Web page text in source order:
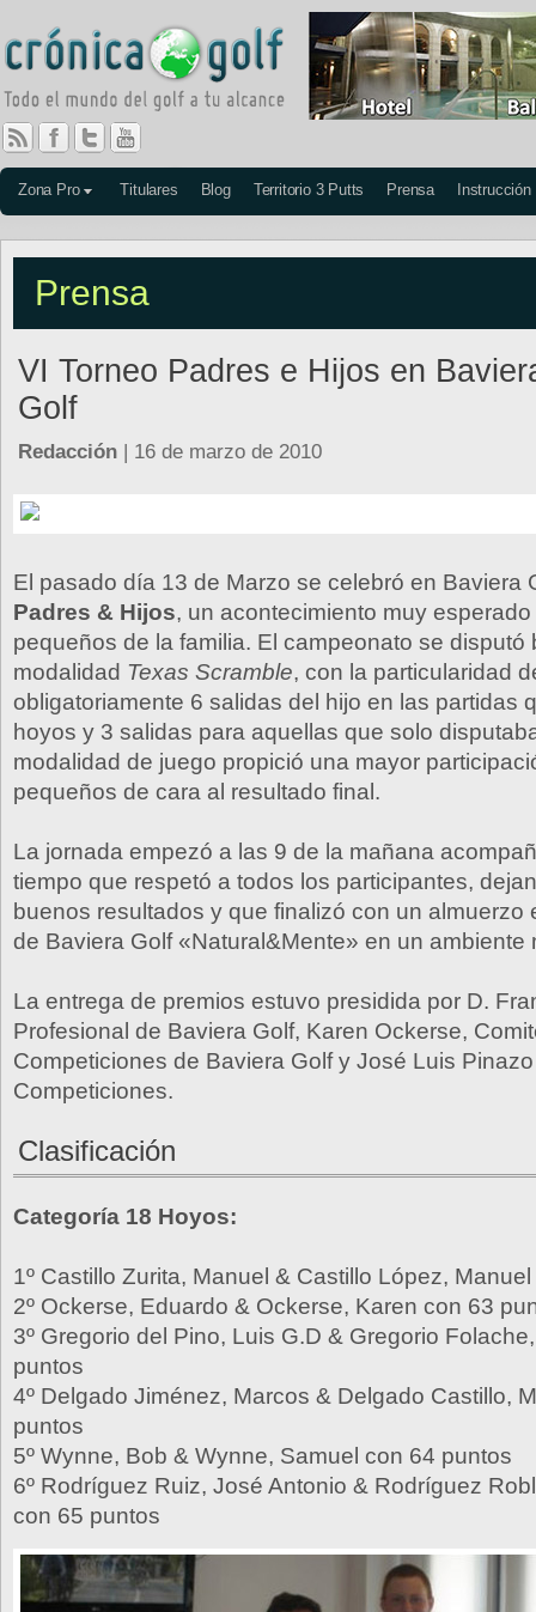
Zona Pro Titulares Blog Territorio 3 Putts Prensa Instrucción
Prensa
VI Torneo Padres e Hijos en
Golf
Redacción | 16 de marzo de 2010
El pasado día 13 de Marzo se celebró en Baviera
Padres & Hijos, un acontecimiento muy
pequeños de la familia. El campeonato se disputó
modalidad Texas Scramble, con la particularidad
obligatoriamente 6 salidas del hijo en las partidas
hoyos y 3 salidas para aquellas que solo
modalidad de juego propició una mayor
pequeños de cara al resultado final.
La jornada empezó a las 9 de la mañana
tiempo que respetó a todos los participantes,
buenos resultados y que finalizó con un almuerzo
de Baviera Golf «Natural&Mente» en un ambiente
La entrega de premios estuvo presidida por D.
Profesional de Baviera Golf, Karen Ockerse,
Competiciones de Baviera Golf y José Luis
Competiciones.
Clasificación
Categoría 18 Hoyos:
1º Castillo Zurita, Manuel & Castillo López,
2º Ockerse, Eduardo & Ockerse, Karen con 63
3º Gregorio del Pino, Luis G.D & Gregorio
puntos
4º Delgado Jiménez, Marcos & Delgado Castillo,
puntos
5º Wynne, Bob & Wynne, Samuel con 64 puntos
6º Rodríguez Ruiz, José Antonio & Rodríguez
con 65 puntos